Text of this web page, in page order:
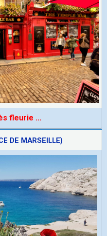
fleurie ...